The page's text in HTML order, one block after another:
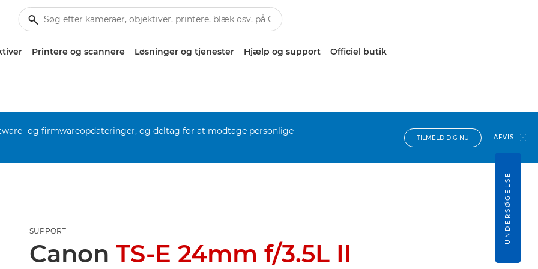
Printere og scannere Løsninger og tjenester Hjælp og support Officiel butik
og firmwareopdateringer, og deltag for at modtage personlige
TILMELD DIG NU AFVIS
SUPPORT
Canon TS-E 24mm f/3.5L II
UNDERSØGELSE